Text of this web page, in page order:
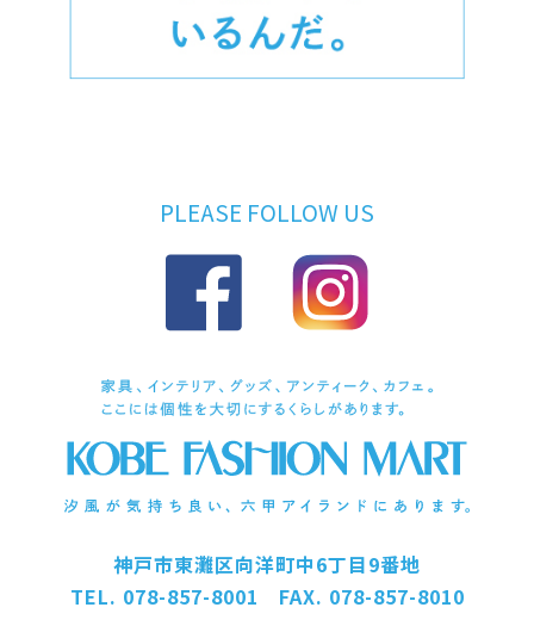
PLEASE FOLLOW US
神戸市東灘区向洋町中6丁目9番地
TEL. 078-857-8001 FAX. 078-857-8010